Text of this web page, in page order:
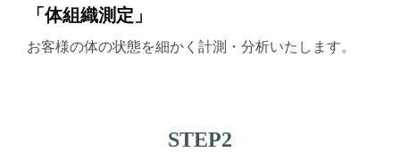
「体組織測定」
お客様の体の状態を細かく計測・分析いたします。
STEP2